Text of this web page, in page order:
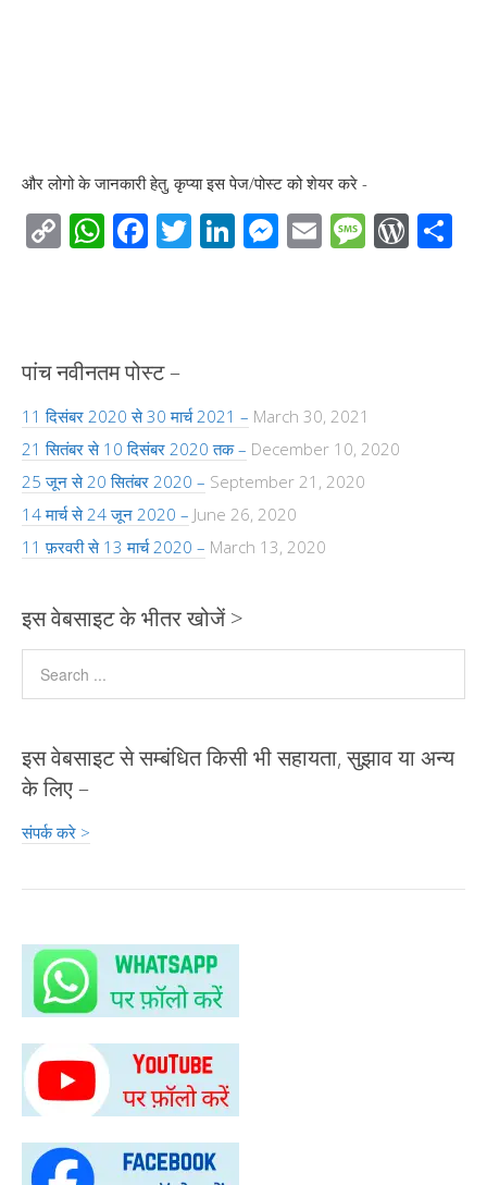
और लोगो के जानकारी हेतु, कृप्या इस पेज/पोस्ट को शेयर करे -
C
Li
n
k
W
A
p
p
F
o
o
k
T Li
n
M
g
er
E M W
पांच नवीनतम पोस्ट –
11 दिसंबर 2020 से 30 मार्च 2021 – March 30, 2021
21 सितंबर से 10 दिसंबर 2020 तक – December 10, 2020
25 जून से 20 सितंबर 2020 – September 21, 2020
14 मार्च से 24 जून 2020 – June 26, 2020
11 फ़रवरी से 13 मार्च 2020 – March 13, 2020
इस वेबसाइट के भीतर खोजें >
इस वेबसाइट से सम्बंधित किसी भी सहायता, सुझाव या अन्य
के लिए –
संपर्क करे >